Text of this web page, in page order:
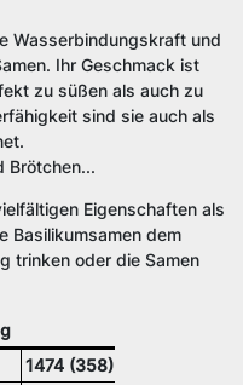
Wasserbindungskraft und
Ihr Geschmack ist
zu süßen als auch zu
sind sie auch als
Brötchen...
Eigenschaften als
Basilikumsamen dem
trinken oder die Samen
1474 (358)